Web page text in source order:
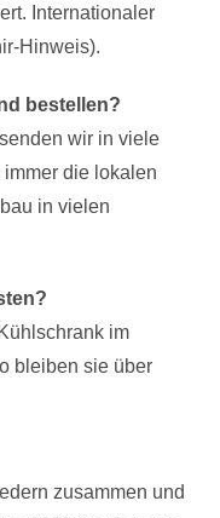
Internationaler
Hinweis).
bestellen?
wir in viele
die lokalen
in vielen
im
bleiben sie über
zusammen und